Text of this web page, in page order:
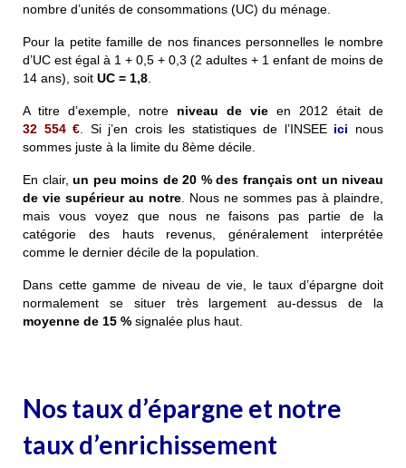
nombre d’unités de consommations (UC) du ménage.
Pour la petite famille de nos finances personnelles le nombre
d’UC est égal à 1 + 0,5 + 0,3 (2 adultes + 1 enfant de moins de
14 ans), soit UC = 1,8
A titre d’exemple, notre niveau de vie en 2012 était de
32 554 € . Si j’en crois les statistiques de l’INSEE ici nous
sommes juste à la limite du 8ème décile.
En clair, un peu moins de 20 % des français ont un niveau
de vie supérieur au notre . Nous ne sommes pas à plaindre,
mais vous voyez que nous ne faisons pas partie de la
catégorie des hauts revenus, généralement interprétée
comme le dernier décile de la population.
Dans cette gamme de niveau de vie, le taux d’épargne doit
normalement se situer très largement au-dessus de la
moyenne de 15 % signalée plus haut.
Nos taux d’épargne et notre
taux d’enrichissement